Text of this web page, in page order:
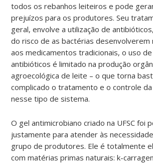
todos os rebanhos leiteiros e pode
prejuízos para os produtores. Seu
geral, envolve a utilização de
do risco de as bactérias desenvolverem
aos medicamentos tradicionais, o uso de
antibióticos é limitado na produção
agroecológica de leite – o que torna
complicado o tratamento e o controle
nesse tipo de sistema.
O gel antimicrobiano criado na UFSC foi
justamente para atender às
grupo de produtores. Ele é totalmente
com matérias primas naturais: k-